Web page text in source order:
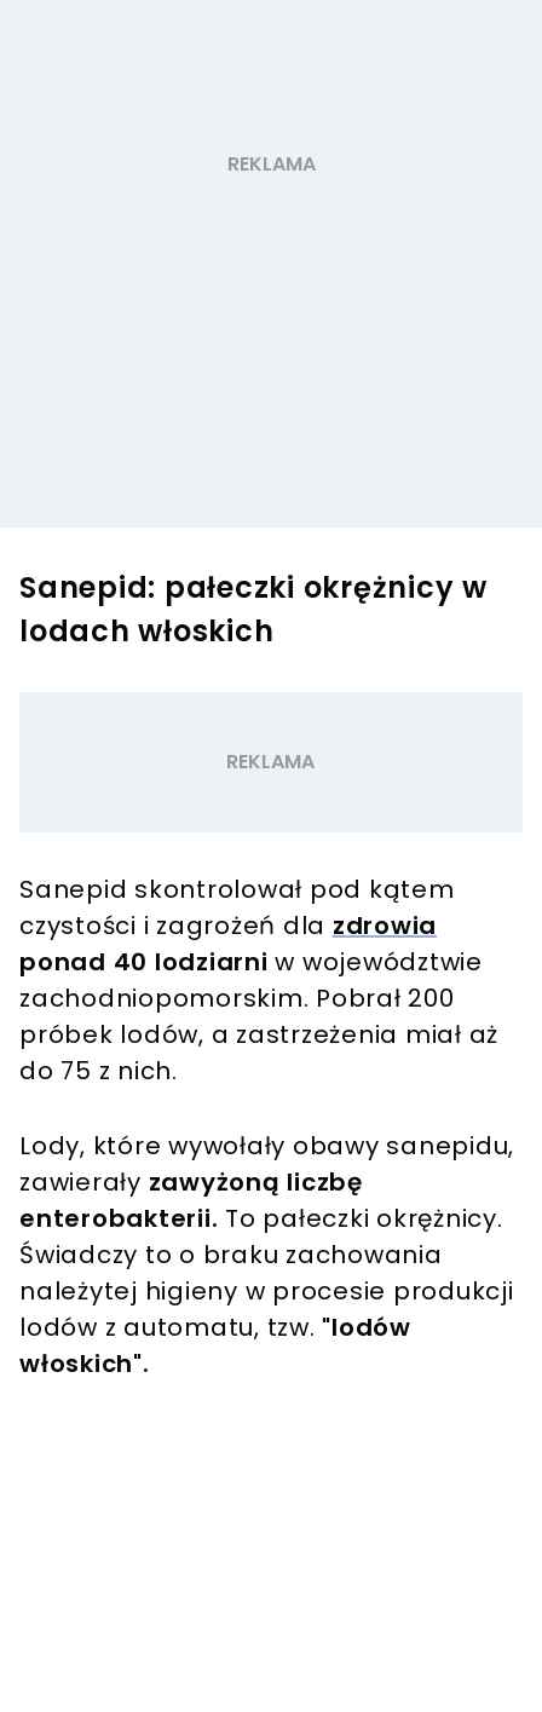
Sanepid: pałeczki okrężnicy w
lodach włoskich
Sanepid skontrolował pod kątem
czystości i zagrożeń dla zdrowia
ponad 40 lodziarni w województwie
zachodniopomorskim. Pobrał 200
próbek lodów, a zastrzeżenia miał aż
do 75 z nich.
Lody, które wywołały obawy sanepidu,
zawierały zawyżoną liczbę
enterobakterii. To pałeczki okrężnicy.
Świadczy to o braku zachowania
należytej higieny w procesie produkcji
lodów z automatu, tzw. "lodów
włoskich".